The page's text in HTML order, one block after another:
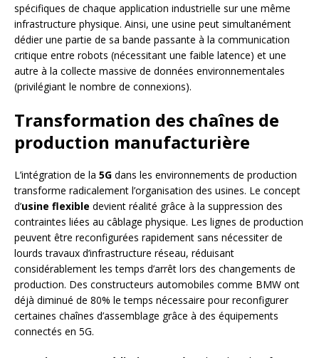
spécifiques de chaque application industrielle sur une même
infrastructure physique. Ainsi, une usine peut simultanément
dédier une partie de sa bande passante à la communication
critique entre robots (nécessitant une faible latence) et une
autre à la collecte massive de données environnementales
(privilégiant le nombre de connexions).
Transformation des chaînes de
production manufacturière
L’intégration de la 5G dans les environnements de production
transforme radicalement l’organisation des usines. Le concept
d’usine flexible devient réalité grâce à la suppression des
contraintes liées au câblage physique. Les lignes de production
peuvent être reconfigurées rapidement sans nécessiter de
lourds travaux d’infrastructure réseau, réduisant
considérablement les temps d’arrêt lors des changements de
production. Des constructeurs automobiles comme BMW ont
déjà diminué de 80% le temps nécessaire pour reconfigurer
certaines chaînes d’assemblage grâce à des équipements
connectés en 5G.